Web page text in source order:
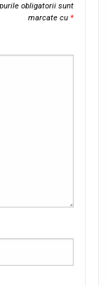
obligatorii sunt
marcate cu *